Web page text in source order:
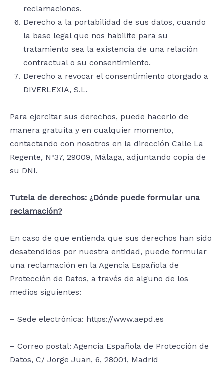
reclamaciones.
Derecho a la portabilidad de sus datos, cuando
la base legal que nos habilite para su
tratamiento sea la existencia de una relación
contractual o su consentimiento.
Derecho a revocar el consentimiento otorgado a
DIVERLEXIA, S.L.
Para ejercitar sus derechos, puede hacerlo de
manera gratuita y en cualquier momento,
contactando con nosotros en la dirección Calle La
Regente, Nº37, 29009, Málaga, adjuntando copia de
su DNI.
Tutela de derechos: ¿Dónde puede formular una
reclamación?
En caso de que entienda que sus derechos han sido
desatendidos por nuestra entidad, puede formular
una reclamación en la Agencia Española de
Protección de Datos, a través de alguno de los
medios siguientes:
– Sede electrónica: https://www.aepd.es
– Correo postal: Agencia Española de Protección de
Datos, C/ Jorge Juan, 6, 28001, Madrid